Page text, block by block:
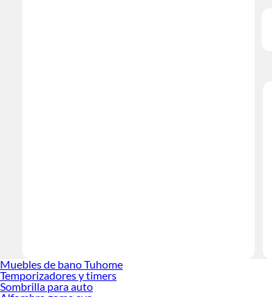
Muebles de bano Tuhome
Temporizadores y timers
Sombrilla para auto